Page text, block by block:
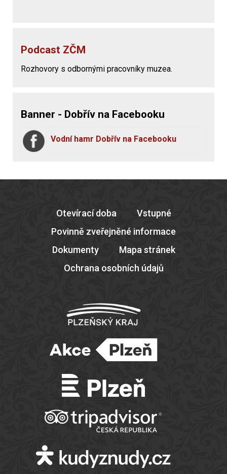
Podcast ZČM
Rozhovory s odbornými pracovníky muzea.
Banner - Dobřív na Facebooku
Vodní hamr Dobřív na Facebooku
Otevírací doba
Vstupné
Povinně zveřejněné informace
Dokumenty
Mapa stránek
Ochrana osobních údajů